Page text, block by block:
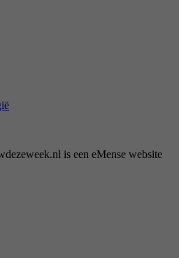
is een eMense website